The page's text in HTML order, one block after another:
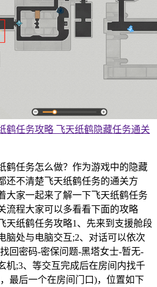
鹤任务攻略 飞天纸鹤隐藏任务通关
鹤任务怎么做？作为游戏中的隐藏
还不清楚飞天纸鹤任务的通关方
大家一起来了解一下飞天纸鹤任务
流程大家可以多看看下面的攻略
天纸鹤任务攻略1、先来到支援舱段
脑处与电脑交互;2、对话可以依次
回密码-密保问题-黑塔女士-暂无-
机;3、等交互完成后在房间内找千
最后一个在房间门口)，位置如下